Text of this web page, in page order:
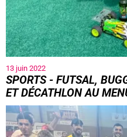
13 juin 2022
SPORTS - FUTSAL,
ET DÉCATHLON AU